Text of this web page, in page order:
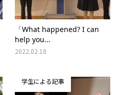
「What happened? I can
help you...
2022.02.18
学生による記事